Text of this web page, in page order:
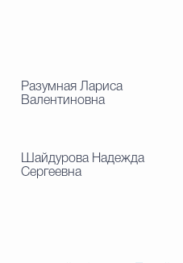
Разумная Лариса
Валентиновна
Шайдурова Надежда
Сергеевна